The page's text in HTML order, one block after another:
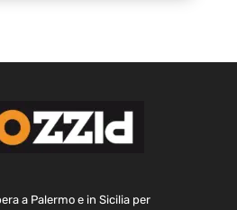
a Palermo e in Sicilia per